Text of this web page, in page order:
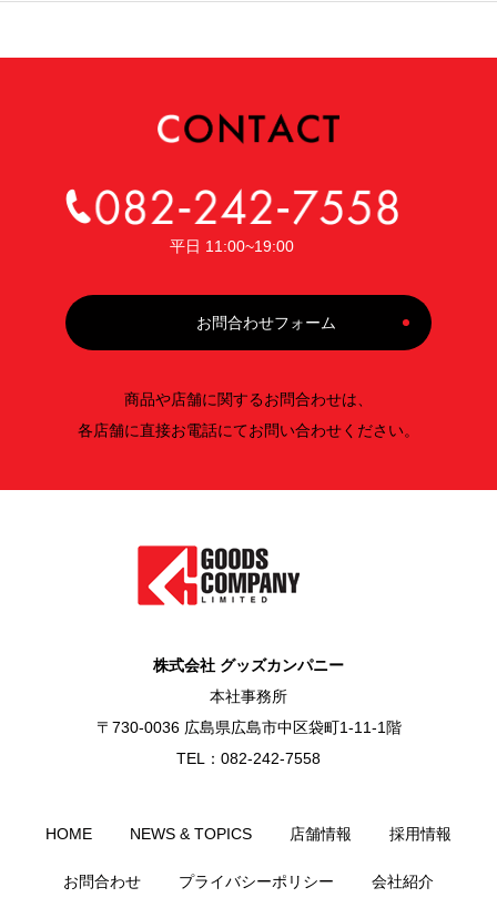
平日 11:00~19:00
お問合わせフォーム
商品や店舗に関するお問合わせは、
各店舗に直接お電話にてお問い合わせください。
株式会社 グッズカンパニー
本社事務所
〒730-0036 広島県広島市中区袋町1-11-1階
TEL：082-242-7558
HOME NEWS & TOPICS 店舗情報 採用情報
お問合わせ プライバシーポリシー 会社紹介